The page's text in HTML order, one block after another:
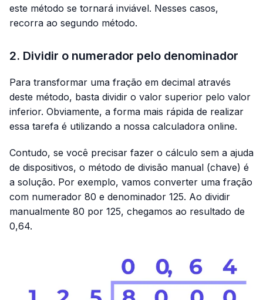
este método se tornará inviável. Nesses casos,
recorra ao segundo método.
2. Dividir o numerador pelo denominador
Para transformar uma fração em decimal através
deste método, basta dividir o valor superior pelo valor
inferior. Obviamente, a forma mais rápida de realizar
essa tarefa é utilizando a nossa calculadora online.
Contudo, se você precisar fazer o cálculo sem a ajuda
de dispositivos, o método de divisão manual (chave) é
a solução. Por exemplo, vamos converter uma fração
com numerador 80 e denominador 125. Ao dividir
manualmente 80 por 125, chegamos ao resultado de
0,64.